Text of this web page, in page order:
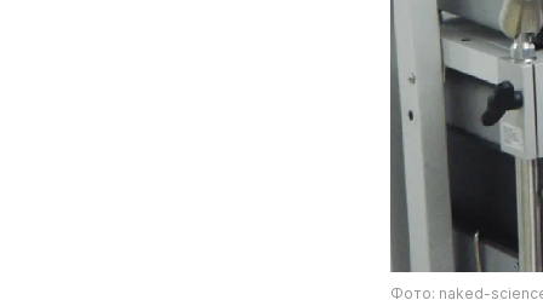
Фото: naked-